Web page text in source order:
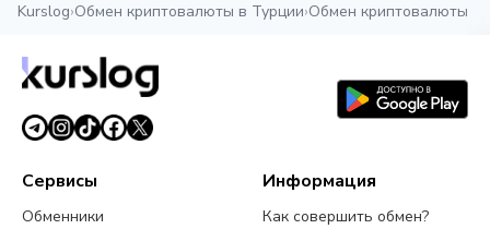
Kurslog›Обмен криптовалюты в Турции›Обмен криптовалюты в
Сервисы
Обменники
Информация
Как совершить обмен?